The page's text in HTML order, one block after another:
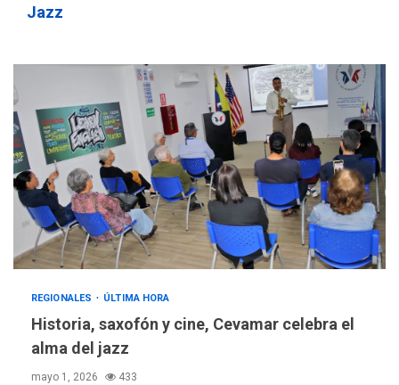
Jazz
REGIONALES ÚLTIMA HORA
Historia, saxofón y cine, Cevamar celebra el
alma del jazz
mayo 1, 2026 433